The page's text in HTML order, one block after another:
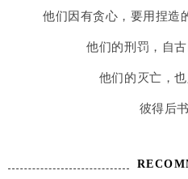
他们因有贪心，要用捏造
他们的刑罚，自
他们的灭亡，也
彼得后书